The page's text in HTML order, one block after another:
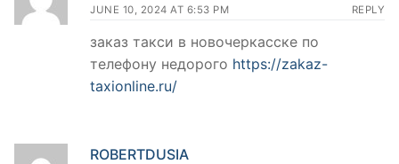
JUNE 10, 2024 AT 6:53 PM REPLY
заказ такси в новочеркасске по
телефону недорого https://zakaz-
taxionline.ru/
ROBERTDUSIA